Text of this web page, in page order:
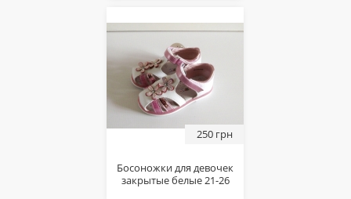
250 грн
Босоножки для девочек
закрытые белые 21-26